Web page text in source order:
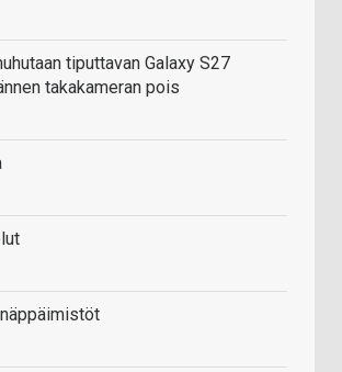
tiputtavan Galaxy S27
takakameran pois